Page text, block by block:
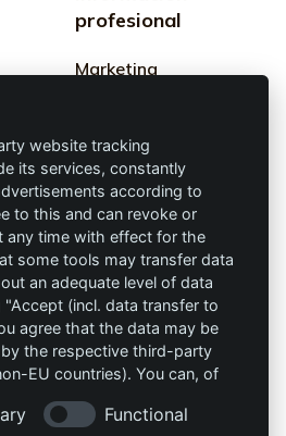
profesional
Marketing
condiciones
Privacidad
Impresión
97
website tracking
its services, constantly
according to
to this and can revoke or
any time with effect for the
some tools may transfer data
an adequate level of data
(incl. data transfer to
agree that the data may be
the respective third-party
EU countries). You can, of
Functional